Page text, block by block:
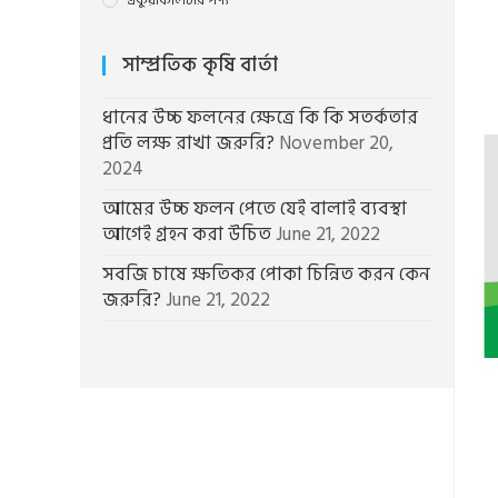
সাম্প্রতিক কৃষি বার্তা
ধানের উচ্চ ফলনের ক্ষেত্রে কি কি সতর্কতার
প্রতি লক্ষ রাখা জরুরি? November 20,
2024
আমের উচ্চ ফলন পেতে যেই বালাই ব্যবস্থা
আগেই গ্রহন করা উচিতJune 21, 2022
সবজি চাষে ক্ষতিকর পোকা চিন্নিত করন কেন
জরুরি?June 21, 2022